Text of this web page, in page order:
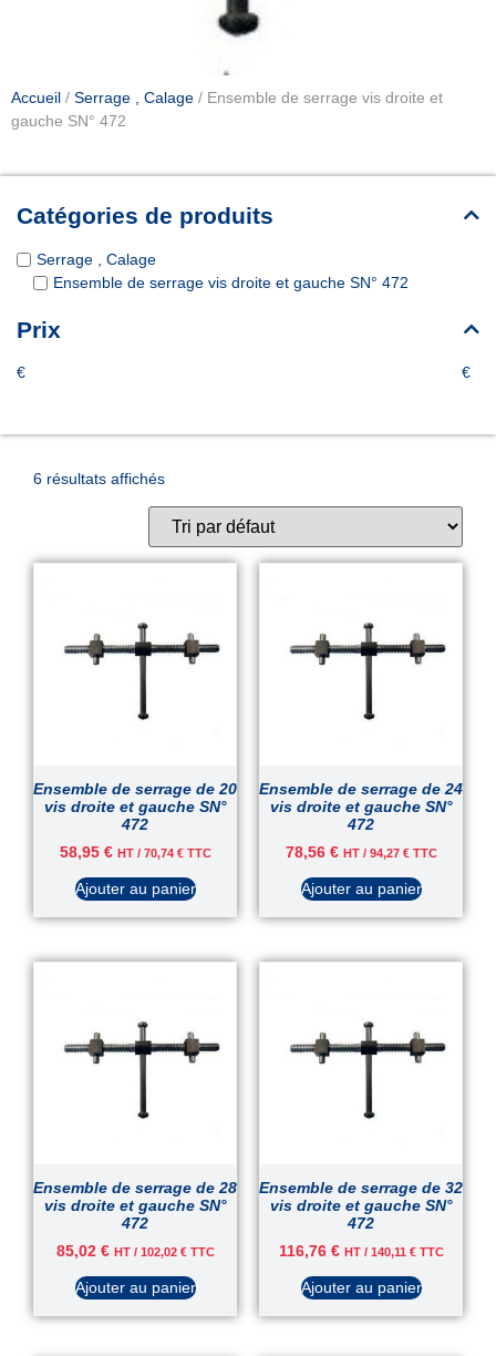
Accueil / Serrage , Calage / Ensemble de serrage vis droite et
gauche SN° 472
Catégories de produits
Serrage , Calage
Ensemble de serrage vis droite et gauche SN° 472
Prix
€ €
6 résultats affichés
Ensemble de serrage de 20
vis droite et gauche SN°
472
58,95 € HT / 70,74 €TTC
Ajouter au panier
Ensemble de serrage de 24
vis droite et gauche SN°
472
78,56 € HT / 94,27 €TTC
Ajouter au panier
Ensemble de serrage de 28
vis droite et gauche SN°
472
85,02 € HT / 102,02 €TTC
Ajouter au panier
Ensemble de serrage de 32
vis droite et gauche SN°
472
116,76 € HT / 140,11 €TTC
Ajouter au panier